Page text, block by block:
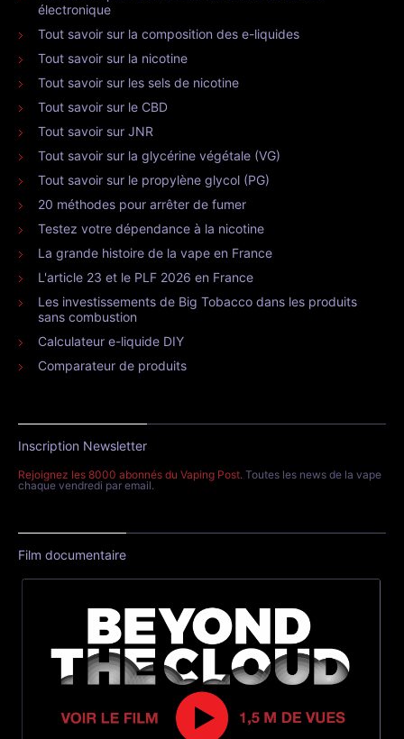
électronique
Tout savoir sur la composition des e-liquides
Tout savoir sur la nicotine
Tout savoir sur les sels de nicotine
Tout savoir sur le CBD
Tout savoir sur JNR
Tout savoir sur la glycérine végétale (VG)
Tout savoir sur le propylène glycol (PG)
20 méthodes pour arrêter de fumer
Testez votre dépendance à la nicotine
La grande histoire de la vape en France
L'article 23 et le PLF 2026 en France
Les investissements de Big Tobacco dans les produits
sans combustion
Calculateur e-liquide DIY
Comparateur de produits
Inscription Newsletter
Rejoignez les 8000 abonnés du Vaping Post. Toutes les news de la vape
chaque vendredi par email.
Film documentaire